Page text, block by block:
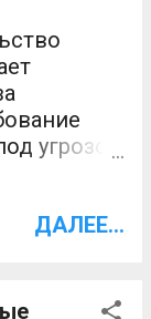
угрозой
по
ДАЛЕЕ...